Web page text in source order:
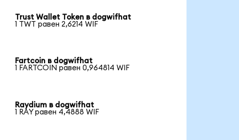
Trust Wallet Token в dogwifhat
1 TWT равен 2,6214 WIF
Fartcoin в dogwifhat
1 FARTCOIN равен 0,964814 WIF
Raydium в dogwifhat
1 RAY равен 4,4888 WIF